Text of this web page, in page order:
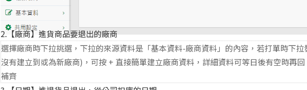
2.【廠商】進貨商品要退出的廠商
選擇廠商時下拉挑選，下拉的來源資料是「基本資料-廠商資料」的內容，若打單時下
沒有建立到或為新廠商)，可按 + 直接簡單建立廠商資料，詳細資料可等日後有空時再
補齊